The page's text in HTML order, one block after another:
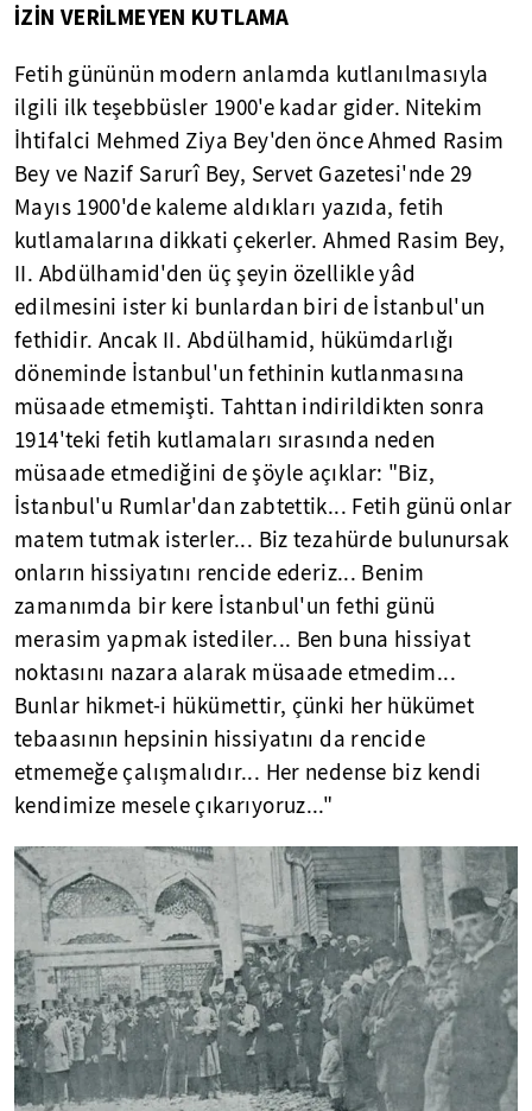
İZİN VERİLMEYEN KUTLAMA
Fetih gününün modern anlamda kutlanılmasıyla
ilgili ilk teşebbüsler 1900'e kadar gider. Nitekim
İhtifalci Mehmed Ziya Bey'den önce Ahmed Rasim
Bey ve Nazif Sarurî Bey, Servet Gazetesi'nde 29
Mayıs 1900'de kaleme aldıkları yazıda, fetih
kutlamalarına dikkati çekerler. Ahmed Rasim Bey,
II. Abdülhamid'den üç şeyin özellikle yâd
edilmesini ister ki bunlardan biri de İstanbul'un
fethidir. Ancak II. Abdülhamid, hükümdarlığı
döneminde İstanbul'un fethinin kutlanmasına
müsaade etmemişti. Tahttan indirildikten sonra
1914'teki fetih kutlamaları sırasında neden
müsaade etmediğini de şöyle açıklar: "Biz,
İstanbul'u Rumlar'dan zabtettik... Fetih günü onlar
matem tutmak isterler... Biz tezahürde bulunursak
onların hissiyatını rencide ederiz... Benim
zamanımda bir kere İstanbul'un fethi günü
merasim yapmak istediler... Ben buna hissiyat
noktasını nazara alarak müsaade etmedim...
Bunlar hikmet-i hükümettir, çünki her hükümet
tebaasının hepsinin hissiyatını da rencide
etmemeğe çalışmalıdır... Her nedense biz kendi
kendimize mesele çıkarıyoruz..."